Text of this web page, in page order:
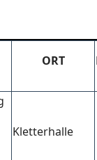
ORT
Kletterhalle